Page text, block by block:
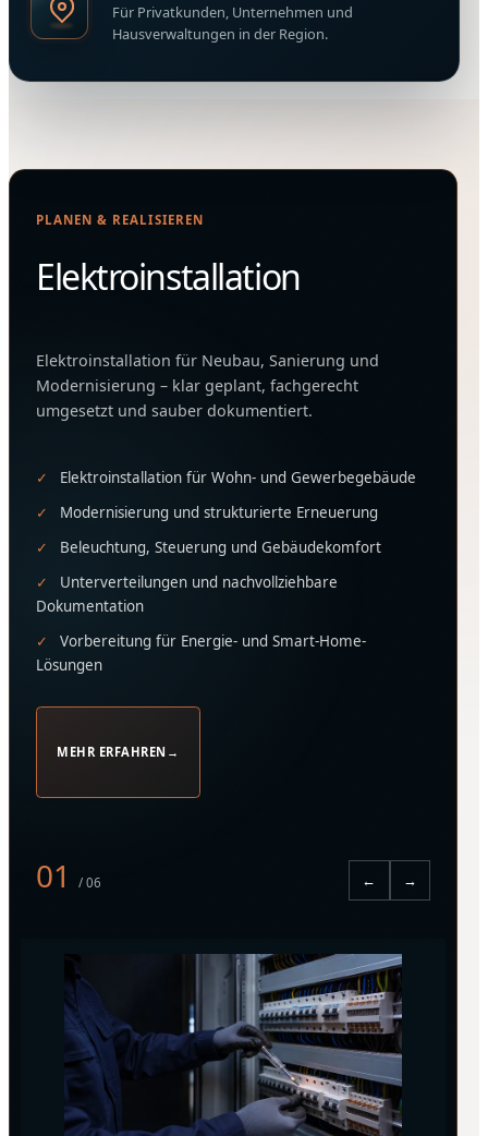
Für Privatkunden, Unternehmen und
Hausverwaltungen in der Region.
Unsere
PLANEN & REALISIEREN
Elektroinstallation
Elektroinstallation für Neubau, Sanierung und
Modernisierung – klar geplant, fachgerecht
umgesetzt und sauber dokumentiert.
Elektroinstallation für Wohn- und Gewerbegebäude
Modernisierung und strukturierte Erneuerung
Beleuchtung, Steuerung und Gebäudekomfort
Unterverteilungen und nachvollziehbare
Dokumentation
Vorbereitung für Energie- und Smart-Home-
Lösungen
MEHR ERFAHREN →
01 / 06 ← →